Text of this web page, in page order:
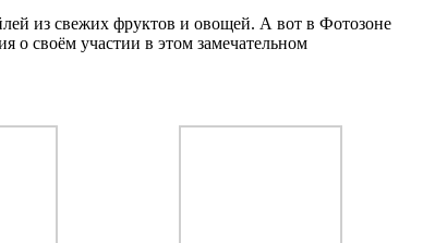
из свежих фруктов и овощей. А вот в Фотозоне
о своём участии в этом замечательном